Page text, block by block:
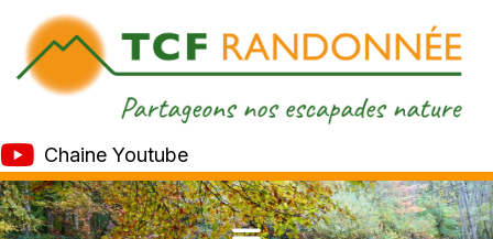
Chaine Youtube